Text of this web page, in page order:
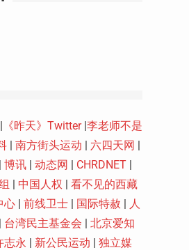
| 《昨天》Twitter|李老师不是
| 南方街头运动 | 六四天网 |
| 博讯 | 动态网 | CHRDNET |
| 中国人权 | 看不见的西藏
心 | 前线卫士 | 国际特赦 | 人
| 台湾民主基金会 | 北京爱知
志永 | 新公民运动 | 独立媒